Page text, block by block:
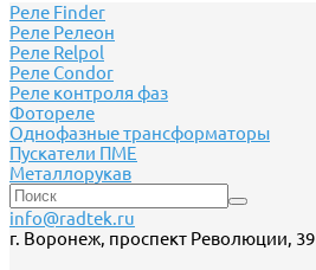
Реле Finder
Реле Релеон
Реле Relpol
Реле Сondor
Реле контроля фаз
Фотореле
Однофазные трансформаторы
Пускатели ПМЕ
Металлорукав
info@radtek.ru
г. Воронеж, проспект Революции, 39